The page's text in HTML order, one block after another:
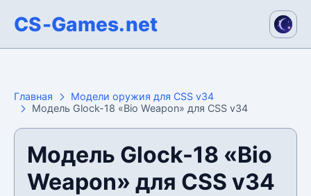
CS-Games.net
Главная
Модели оружия для CSS v34
Модель Glock-18 «Bio Weapon» для CSS v34
Модель Glock-18 «Bio
Weapon» для CSS v34